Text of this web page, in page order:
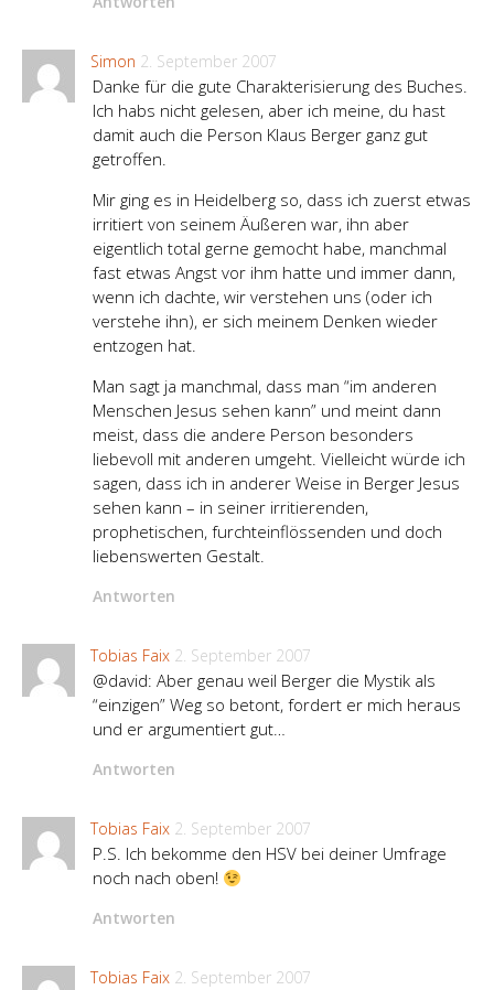
Simon 2. September 2007
Danke für die gute Charakterisierung des Buches.
Ich habs nicht gelesen, aber ich meine, du hast
damit auch die Person Klaus Berger ganz gut
getroffen.
Mir ging es in Heidelberg so, dass ich zuerst etwas
irritiert von seinem Äußeren war, ihn aber
eigentlich total gerne gemocht habe, manchmal
fast etwas Angst vor ihm hatte und immer dann,
wenn ich dachte, wir verstehen uns (oder ich
verstehe ihn), er sich meinem Denken wieder
entzogen hat.
Man sagt ja manchmal, dass man “im anderen
Menschen Jesus sehen kann” und meint dann
meist, dass die andere Person besonders
liebevoll mit anderen umgeht. Vielleicht würde ich
sagen, dass ich in anderer Weise in Berger Jesus
sehen kann – in seiner irritierenden,
prophetischen, furchteinflössenden und doch
liebenswerten Gestalt.
Antworten
Tobias Faix 2. September 2007
@david: Aber genau weil Berger die Mystik als
“einzigen” Weg so betont, fordert er mich heraus
und er argumentiert gut…
Antworten
Tobias Faix 2. September 2007
P.S. Ich bekomme den HSV bei deiner Umfrage
noch nach oben!
Antworten
Tobias Faix 2. September 2007